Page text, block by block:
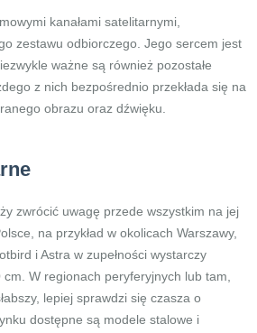
kanałami satelitarnymi,
zestawu odbiorczego. Jego sercem jest
ważne są również pozostałe
z nich bezpośrednio przekłada się na
obrazu oraz dźwięku.
zwrócić uwagę przede wszystkim na jej
na przykład w okolicach Warszawy,
i Astra w zupełności wystarczy
W regionach peryferyjnych lub tam,
lepiej sprawdzi się czasza o
dostępne są modele stalowe i